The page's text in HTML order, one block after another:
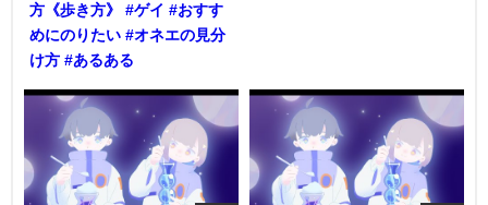
方《歩き方》 #ゲイ #おすす
めにのりたい #オネエの見分
け方 #あるある